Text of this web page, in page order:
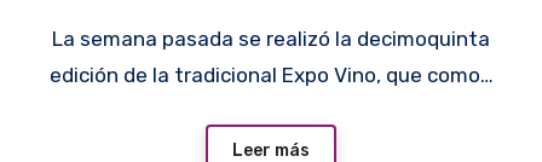
La semana pasada se realizó la decimoquinta
edición de la tradicional Expo Vino, que como…
Leer más